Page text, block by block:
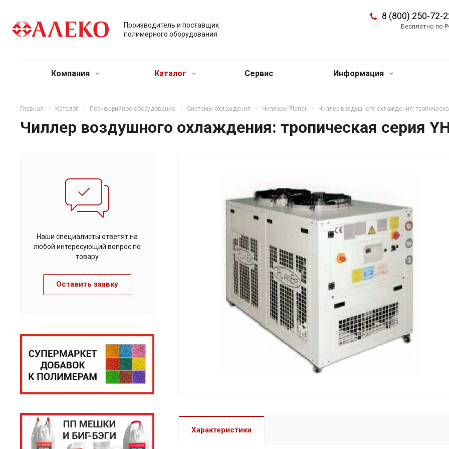
Производитель и поставщик
полимерного оборудования
8 (800) 250-72-
Бесплатно по
Компания Каталог Сервис Информация
Главная Каталог Периферийное оборудование Системы охлаждения Чиллеры Planer Чиллер воздушного охлаждения:
Чиллер воздушного охлаждения: тропическая серия
Характеристики
Наши специалисты ответят на
любой интересующий вопрос по
товару
Оставить заявку